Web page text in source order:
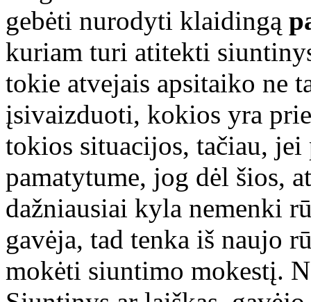
gebėti nurodyti klaidingą
kuriam turi atitekti
tokie atvejais apsitaiko ne
įsivaizduoti, kokios yra
tokios situacijos, tačiau, jei
pamatytume, jog dėl šios,
dažniausiai kyla nemenki
gavėja, tad tenka iš naujo
mokėti siuntimo mokestį.